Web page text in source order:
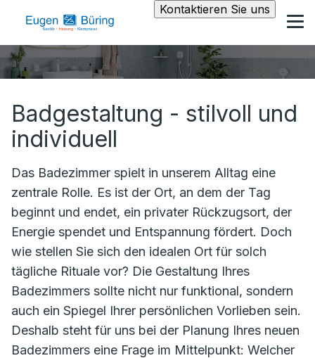
Kontaktieren Sie uns
Badgestaltung - stilvoll und
individuell
Das Badezimmer spielt in unserem Alltag eine
zentrale Rolle. Es ist der Ort, an dem der Tag
beginnt und endet, ein privater Rückzugsort, der
Energie spendet und Entspannung fördert. Doch
wie stellen Sie sich den idealen Ort für solch
tägliche Rituale vor? Die Gestaltung Ihres
Badezimmers sollte nicht nur funktional, sondern
auch ein Spiegel Ihrer persönlichen Vorlieben sein.
Deshalb steht für uns bei der Planung Ihres neuen
Badezimmers eine Frage im Mittelpunkt: Welcher